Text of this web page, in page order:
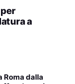
a
Roma dalla